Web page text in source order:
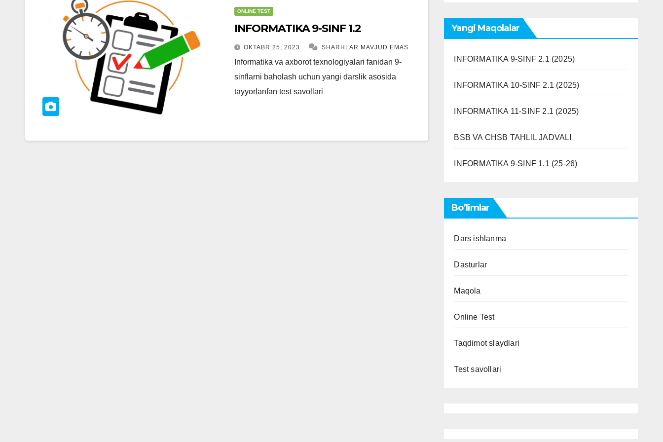
ONLINE TEST
INFORMATIKA 9-SINF 1.2
OKTABR 25, 2023 SHARHLAR MAVJUD EMAS
Informatika va axborot texnologiyalari fanidan 9-
sinflarni baholash uchun yangi darslik asosida
tayyorlanfan test savollari
Yangi Maqolalar
INFORMATIKA 9-SINF 2.1 (2025)
INFORMATIKA 10-SINF 2.1 (2025)
INFORMATIKA 11-SINF 2.1 (2025)
BSB VA CHSB TAHLIL JADVALI
INFORMATIKA 9-SINF 1.1 (25-26)
Bo’limlar
Dars ishlanma
Dasturlar
Maqola
Online Test
Taqdimot slaydlari
Test savollari